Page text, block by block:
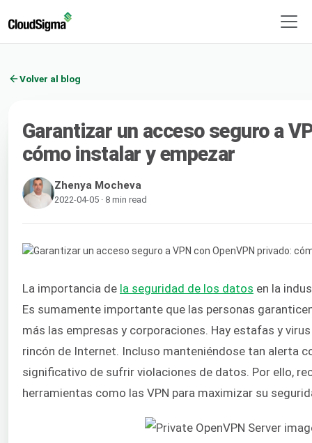
Volver al blog
Garantizar un acceso seguro a
cómo instalar y empezar
Zhenya Mocheva
2022-04-05 · 8 min read
La importancia de la seguridad de los datos en la
Es sumamente importante que las personas
más las empresas y corporaciones. Hay estafas y
rincón de Internet. Incluso manteniéndose tan alerta
significativo de sufrir violaciones de datos. Por ello,
herramientas como las VPN para maximizar su